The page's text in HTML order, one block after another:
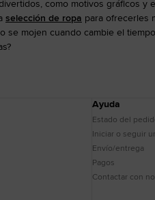
como motivos gráficos
selección de ropa para ofrecerles
se mojen cuando cambie el
Ayuda
Estado del
Iniciar o seguir
Envío/entrega
Pagos
Contactar con